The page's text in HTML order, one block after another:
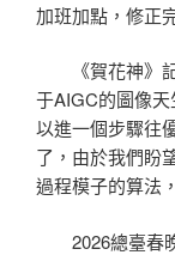
加班加點，修正
《賀花神
于AIGC的圖像
以進一個步驟往
了，由於我們盼
過程模子的算法
2026總臺春